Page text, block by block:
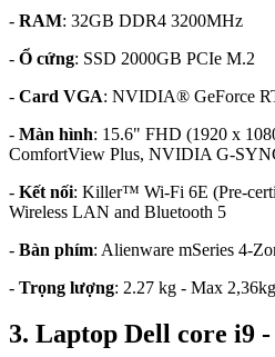
- RAM: 32GB DDR4 3200MHz
- Ổ cứng: SSD 2000GB PCIe M.2
- Card VGA: NVIDIA® GeForce
- Màn hình: 15.6" FHD (1920 x
ComfortView Plus, NVIDIA G-
- Kết nối: Killer™ Wi-Fi 6E (Pre-
Wireless LAN and Bluetooth 5
- Bàn phím: Alienware mSeries 4-
- Trọng lượng: 2.27 kg - Max 2,36kg
3. Laptop Dell core i9 -